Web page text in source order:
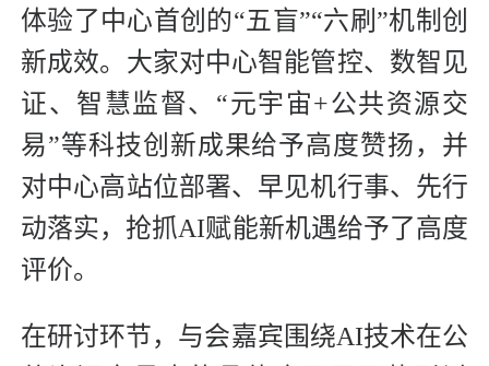
体验了中心首创的“五盲”“六刷”机制创
新成效。大家对中心智能管控、数智见
证、智慧监督、“元宇宙+公共资源交
易”等科技创新成果给予高度赞扬，并
对中心高站位部署、早见机行事、先行
动落实，抢抓AI赋能新机遇给予了高度
评价。
在研讨环节，与会嘉宾围绕AI技术在公